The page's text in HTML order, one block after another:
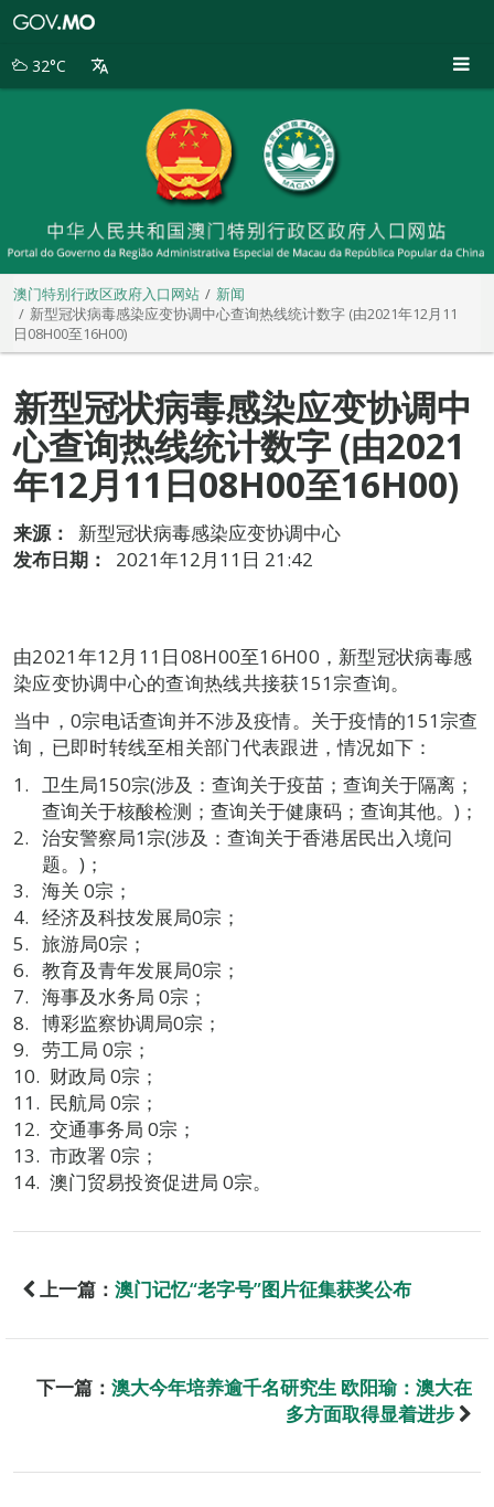
别
32°C
澳门特别行政区政府入口网站
新闻
新型冠状病毒感染应变协调中心查询热线统计数字 (由2021年12月11
日08H00至16H00)
新型冠状病毒感染应变协调中
心查询热线统计数字 (由2021
年12月11日08H00至16H00)
来源：
新型冠状病毒感染应变协调中心
发布日期：
2021年12月11日 21:42
由2021年12月11日08H00至16H00，新型冠状病毒感
染应变协调中心的查询热线共接获151宗查询。
当中，0宗电话查询并不涉及疫情。关于疫情的151宗查
询，已即时转线至相关部门代表跟进，情况如下：
卫生局150宗(涉及：查询关于疫苗；查询关于隔离；
查询关于核酸检测；查询关于健康码；查询其他。)；
治安警察局1宗(涉及：查询关于香港居民出入境问
题。)；
海关 0宗；
经济及科技发展局0宗；
旅游局0宗；
教育及青年发展局0宗；
海事及水务局 0宗；
博彩监察协调局0宗；
劳工局 0宗；
财政局 0宗；
民航局 0宗；
交通事务局 0宗；
市政署 0宗；
澳门贸易投资促进局 0宗。
上一篇： 澳门记忆“老字号”图片征集获奖公布
下一篇： 澳大今年培养逾千名研究生 欧阳瑜：澳大在
多方面取得显着进步